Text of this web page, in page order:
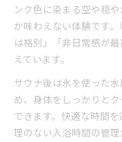
ンク色に染まる空や穏
か味わえない体験です
は格別」「非日常感が
えています。
サウナ後は氷を使った
め、身体をしっかりと
できます。快適な時間
理のない入浴時間の管理